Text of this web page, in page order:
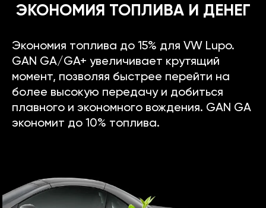
ЭКОНОМИЯ ТОПЛИВА И ДЕНЕГ
Экономия топлива до 15% для VW Lupo.
GAN GA/GA+ увеличивает крутящий
момент, позволяя быстрее перейти на
более высокую передачу и добиться
плавного и экономного вождения. GAN GA
экономит до 10% топлива.